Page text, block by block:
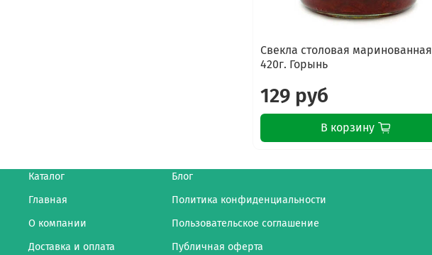
Свекла столовая маринованная
420г. Горынь
129 руб
В корзину
Каталог
Главная
О компании
Доставка и оплата
Блог
Политика конфиденциальности
Пользовательское соглашение
Публичная оферта